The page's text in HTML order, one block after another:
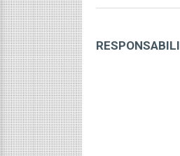
RESPONSABILI